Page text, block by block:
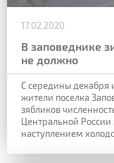
17.02.2020
В заповеднике
не должно
С середины декабря
жители поселка
зябликов
Центральной
наступлением